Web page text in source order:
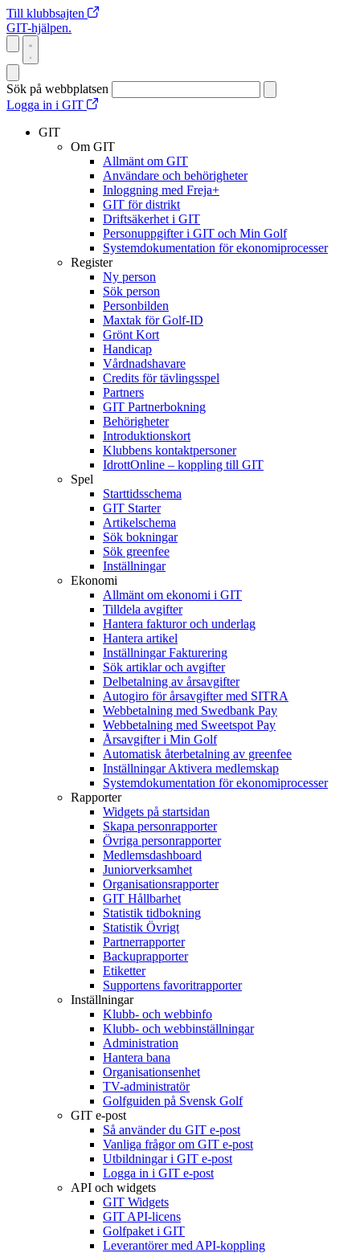
Till klubbsajten
GIT-hjälpen.
Sök på webbplatsen
Logga in i GIT
GIT
Om GIT
Allmänt om GIT
Användare och behörigheter
Inloggning med Freja+
GIT för distrikt
Driftsäkerhet i GIT
Personuppgifter i GIT och Min Golf
Systemdokumentation för ekonomiprocesser
Register
Ny person
Sök person
Personbilden
Maxtak för Golf-ID
Grönt Kort
Handicap
Vårdnadshavare
Credits för tävlingsspel
Partners
GIT Partnerbokning
Behörigheter
Introduktionskort
Klubbens kontaktpersoner
IdrottOnline – koppling till GIT
Spel
Starttidsschema
GIT Starter
Artikelschema
Sök bokningar
Sök greenfee
Inställningar
Ekonomi
Allmänt om ekonomi i GIT
Tilldela avgifter
Hantera fakturor och underlag
Hantera artikel
Inställningar Fakturering
Sök artiklar och avgifter
Delbetalning av årsavgifter
Autogiro för årsavgifter med SITRA
Webbetalning med Swedbank Pay
Webbetalning med Sweetspot Pay
Årsavgifter i Min Golf
Automatisk återbetalning av greenfee
Inställningar Aktivera medlemskap
Systemdokumentation för ekonomiprocesser
Rapporter
Widgets på startsidan
Skapa personrapporter
Övriga personrapporter
Medlemsdashboard
Juniorverksamhet
Organisationsrapporter
GIT Hållbarhet
Statistik tidbokning
Statistik Övrigt
Partnerrapporter
Backuprapporter
Etiketter
Supportens favoritrapporter
Inställningar
Klubb- och webbinfo
Klubb- och webbinställningar
Administration
Hantera bana
Organisationsenhet
TV-administratör
Golfguiden på Svensk Golf
GIT e-post
Så använder du GIT e-post
Vanliga frågor om GIT e-post
Utbildningar i GIT e-post
Logga in i GIT e-post
API och widgets
GIT Widgets
GIT API-licens
Golfpaket i GIT
Leverantörer med API-koppling